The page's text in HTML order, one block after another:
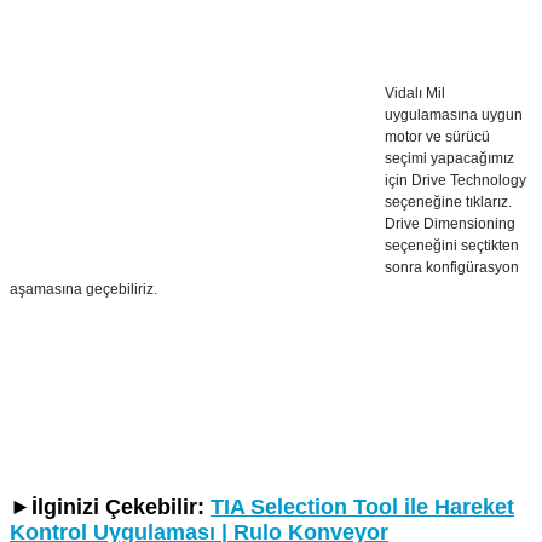
Vidalı Mil
uygulamasına uygun
motor ve sürücü
seçimi yapacağımız
için Drive Technology
seçeneğine tıklarız.
Drive Dimensioning
seçeneğini seçtikten
sonra konfigürasyon
aşamasına geçebiliriz.
► İlginizi Çekebilir: TIA Selection Tool ile Hareket
Kontrol Uygulaması | Rulo Konveyor